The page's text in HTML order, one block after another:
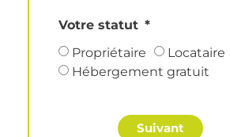
Votre statut
Propriétaire
Locataire
Hébergement gratuit
Suivant